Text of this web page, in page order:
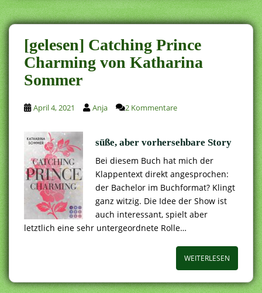
[gelesen] Catching Prince
Charming von Katharina
Sommer
April 4, 2021 Anja 2 Kommentare
süße, aber vorhersehbare Story
Bei diesem Buch hat mich der
Klappentext direkt angesprochen:
der Bachelor im Buchformat? Klingt
ganz witzig. Die Idee der Show ist
auch interessant, spielt aber
letztlich eine sehr untergeordnete Rolle…
WEITERLESEN